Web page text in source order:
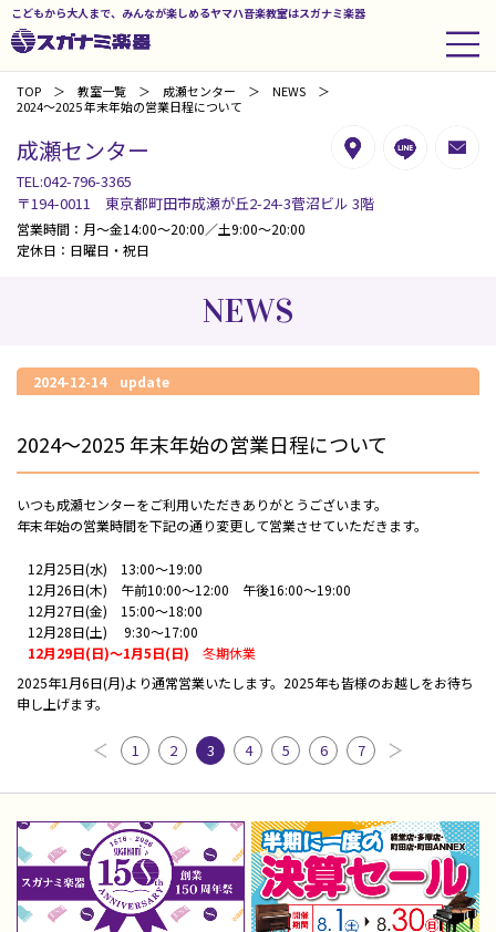
こどもから大人まで、みんなが楽しめるヤマハ音楽教室はスガナミ楽器
TOP 教室一覧 成瀬センター
NEWS
2024～2025 年末年始の営業日程について
成瀬センター
TEL:042-796-3365
〒194-0011 東京都町田市成瀬が丘2-24-3菅沼ビル 3階
営業時間：月～金14:00～20:00／土9:00～20:00
定休日：日曜日・祝日
NEWS
2024-12-14 update
2024～2025 年末年始の営業日程について
いつも成瀬センターをご利用いただきありがとうございます。
年末年始の営業時間を下記の通り変更して営業させていただきます。
12月25日(水) 13:00～19:00
12月26日(木) 午前10:00～12:00 午後16:00～19:00
12月27日(金) 15:00～18:00
12月28日(土) 9:30～17:00
12月29日(日)～1月5日(日) 冬期休業
2025年1月6日(月)より通常営業いたします。2025年も皆様のお越しをお待ち
申し上げます。
1 2 3 4 5 6 7